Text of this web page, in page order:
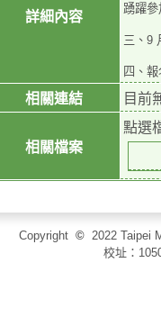
詳細內容
踴躍
三、9
四、
相關連結 目前
相關檔案
點選
Copyright © 2022 Taipei
校址：